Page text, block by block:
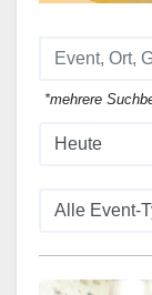
*mehrere